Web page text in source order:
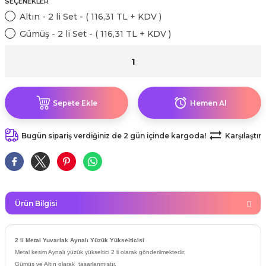
Veda Parti Malzemeleri
Süsleri
malzemeleri
VE NİKAH Şekeri SARF
dişim
modelleri (süslü
Malzemeleri
Taş Baskı Ürünleri
Altın - 2 li Set - ( 116,31 TL + KDV )
Gümüş - 2 li Set - ( 116,31 TL + KDV )
Sepete Ekle Hemen Al
Bugün sipariş verdiğiniz de 2 gün içinde kargoda! Karşılaştır
Ürün Bilgisi
2 li Metal Yuvarlak Aynalı Yüzük Yükselticisi
Metal kesim Aynalı yüzük yükseltici 2 li olarak gönderilmektedir.
Gümüş ve Altın olarak tasarlanmıştır.